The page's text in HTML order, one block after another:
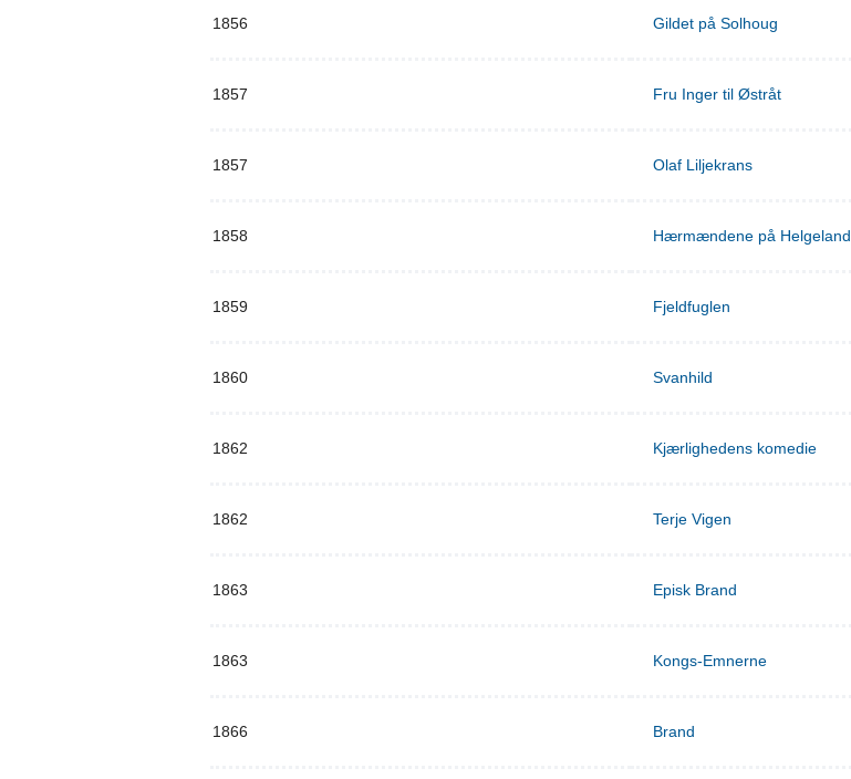
1856 Gildet på Solhoug
1857 Fru Inger til Østråt
1857 Olaf Liljekrans
1858 Hærmændene på Helgeland
1859 Fjeldfuglen
1860 Svanhild
1862 Kjærlighedens komedie
1862 Terje Vigen
1863 Episk Brand
1863 Kongs-Emnerne
1866 Brand